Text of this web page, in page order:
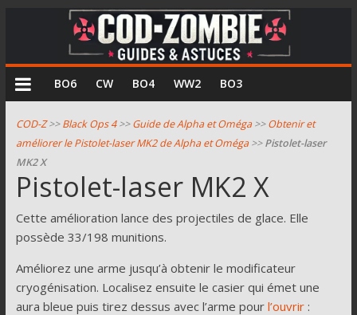
COD
Zombie
Guides
et
astuces
le
mode
zombie
de
Call
BO6 CW BO4 WW2 BO3
COD-Z>>Black Ops 4>>Guide de Alpha et Oméga>>Obtenir et
améliorer le Pistolet-laser MK2 de Alpha et Oméga>>Pistolet-laser
MK2 X
Pistolet-laser MK2 X
Cette amélioration lance des projectiles de glace. Elle
possède 33/198 munitions.
Améliorez une arme jusqu’à obtenir le modificateur
cryogénisation. Localisez ensuite le casier qui émet une
aura bleue puis tirez dessus avec l’arme pour l’ouvrir: